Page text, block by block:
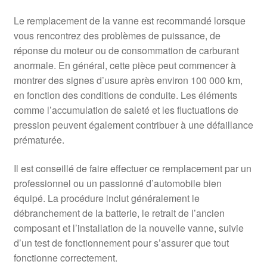
Le remplacement de la vanne est recommandé lorsque
vous rencontrez des problèmes de puissance, de
réponse du moteur ou de consommation de carburant
anormale. En général, cette pièce peut commencer à
montrer des signes d’usure après environ 100 000 km,
en fonction des conditions de conduite. Les éléments
comme l’accumulation de saleté et les fluctuations de
pression peuvent également contribuer à une défaillance
prématurée.
Il est conseillé de faire effectuer ce remplacement par un
professionnel ou un passionné d’automobile bien
équipé. La procédure inclut généralement le
débranchement de la batterie, le retrait de l’ancien
composant et l’installation de la nouvelle vanne, suivie
d’un test de fonctionnement pour s’assurer que tout
fonctionne correctement.